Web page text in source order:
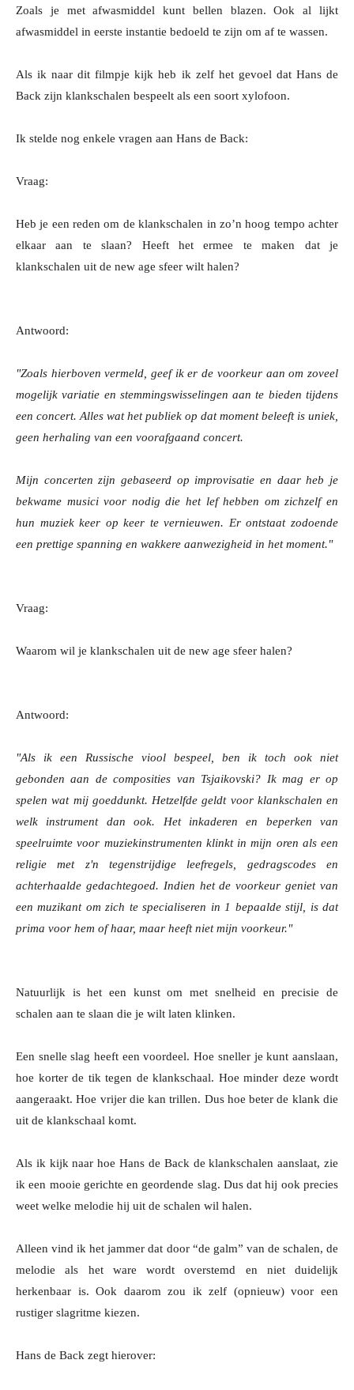
Zoals je met afwasmiddel kunt bellen blazen. Ook al lijkt
afwasmiddel in eerste instantie bedoeld te zijn om af te wassen.
Als ik naar dit filmpje kijk heb ik zelf het gevoel dat Hans de
Back zijn klankschalen bespeelt als een soort xylofoon.
Ik stelde nog enkele vragen aan Hans de Back:
Vraag:
Heb je een reden om de klankschalen in zo’n hoog tempo achter
elkaar aan te slaan? Heeft het ermee te maken dat je
klankschalen uit de new age sfeer wilt halen?
Antwoord:
"Zoals hierboven vermeld, geef ik er de voorkeur aan om zoveel
mogelijk variatie en stemmingswisselingen aan te bieden tijdens
een concert. Alles wat het publiek op dat moment beleeft is uniek,
geen herhaling van een voorafgaand concert.
Mijn concerten zijn gebaseerd op improvisatie en daar heb je
bekwame musici voor nodig die het lef hebben om zichzelf en
hun muziek keer op keer te vernieuwen. Er ontstaat zodoende
een prettige spanning en wakkere aanwezigheid in het moment."
Vraag:
Waarom wil je klankschalen uit de new age sfeer halen?
Antwoord:
"Als ik een Russische viool bespeel, ben ik toch ook niet
gebonden aan de composities van Tsjaikovski? Ik mag er op
spelen wat mij goeddunkt. Hetzelfde geldt voor klankschalen en
welk instrument dan ook. Het inkaderen en beperken van
speelruimte voor muziekinstrumenten klinkt in mijn oren als een
religie met z'n tegenstrijdige leefregels, gedragscodes en
achterhaalde gedachtegoed. Indien het de voorkeur geniet van
een muzikant om zich te specialiseren in 1 bepaalde stijl, is dat
prima voor hem of haar, maar heeft niet mijn voorkeur."
Natuurlijk is het een kunst om met snelheid en precisie de
schalen aan te slaan die je wilt laten klinken.
Een snelle slag heeft een voordeel. Hoe sneller je kunt aanslaan,
hoe korter de tik tegen de klankschaal. Hoe minder deze wordt
aangeraakt. Hoe vrijer die kan trillen. Dus hoe beter de klank die
uit de klankschaal komt.
Als ik kijk naar hoe Hans de Back de klankschalen aanslaat, zie
ik een mooie gerichte en geordende slag. Dus dat hij ook precies
weet welke melodie hij uit de schalen wil halen.
Alleen vind ik het jammer dat door “de galm” van de schalen, de
melodie als het ware wordt overstemd en niet duidelijk
herkenbaar is. Ook daarom zou ik zelf (opnieuw) voor een
rustiger slagritme kiezen.
Hans de Back zegt hierover: